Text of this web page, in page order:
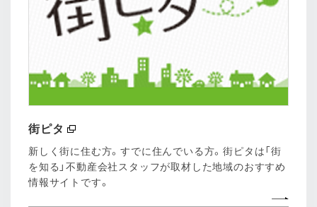
街ピタ
新しく街に住む方。すでに住んでいる方。街ピタは「街
を知る」不動産会社スタッフが取材した地域のおすすめ
情報サイトです。